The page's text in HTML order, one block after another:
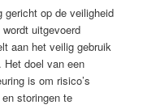
op de veiligheid
uitgevoerd
aan het veilig gebruik
doel van een
is om risico’s
storingen te